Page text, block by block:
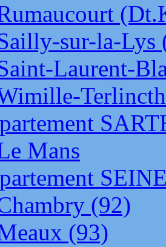
sur-la-Lys
Laurent-
Mans
(92)
(93)